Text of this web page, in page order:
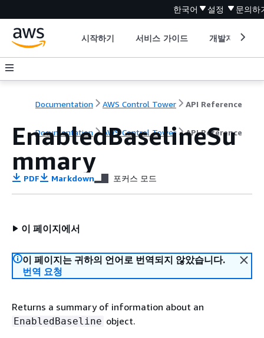
한국어 설정 문의하
시작하기 서비스 가이드 개발자 도구
Documentation AWS Control Tower API Reference
Documentation AWS Control Tower API Reference
EnabledBaselineSu
mmary
PDF Markdown 포커스 모드
이 페이지에서
이 페이지는 귀하의 언어로 번역되지 않았습니다.
번역 요청
Returns a summary of information about an
EnabledBaseline object.